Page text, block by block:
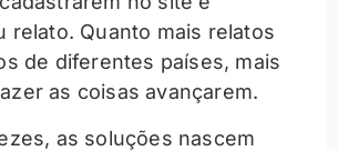
relato. Quanto mais relatos
de diferentes países, mais
as coisas avançarem.
as soluções nascem